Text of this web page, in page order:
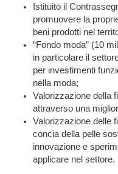
Istituito il
promuovere la
beni prodotti nel
“Fondo moda” (10
in particolare il
per investimenti
nella moda;
Valorizzazione della
attraverso una
Valorizzazione delle
concia della pelle
innovazione e
applicare nel settore.